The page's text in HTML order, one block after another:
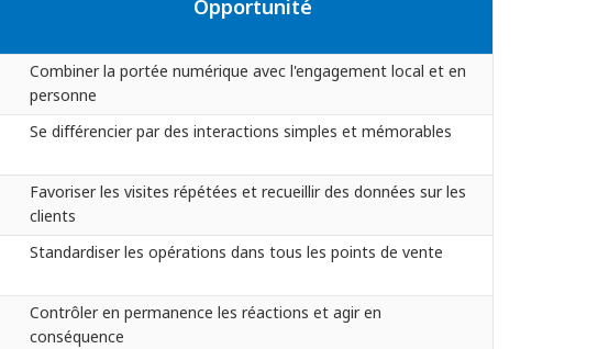
Opportunité
Combiner la portée numérique avec l'engagement local et en
personne
Se différencier par des interactions simples et mémorables
Favoriser les visites répétées et recueillir des données sur les
clients
Standardiser les opérations dans tous les points de vente
Contrôler en permanence les réactions et agir en
conséquence